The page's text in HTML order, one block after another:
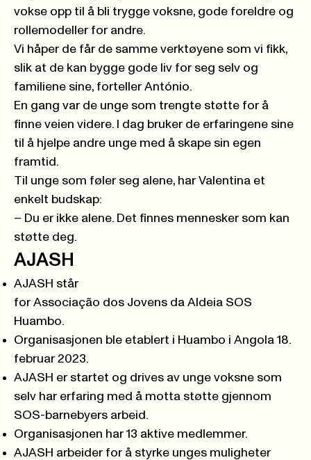
vokse opp til å bli trygge voksne, gode foreldre og
rollemodeller for andre.
Vi håper de får de samme verktøyene som vi fikk,
slik at de kan bygge gode liv for seg selv og
familiene sine, forteller António.
En gang var de unge som trengte støtte for å
finne veien videre. I dag bruker de erfaringene sine
til å hjelpe andre unge med å skape sin egen
framtid.
Til unge som føler seg alene, har Valentina et
enkelt budskap:
– Du er ikke alene. Det finnes mennesker som kan
støtte deg.
AJASH
AJASH står
for Associação dos Jovens da Aldeia SOS
Huambo.
Organisasjonen ble etablert i Huambo i Angola 18.
februar 2023.
AJASH er startet og drives av unge voksne som
selv har erfaring med å motta støtte gjennom
SOS-barnebyers arbeid.
Organisasjonen har 13 aktive medlemmer.
AJASH arbeider for å styrke unges muligheter